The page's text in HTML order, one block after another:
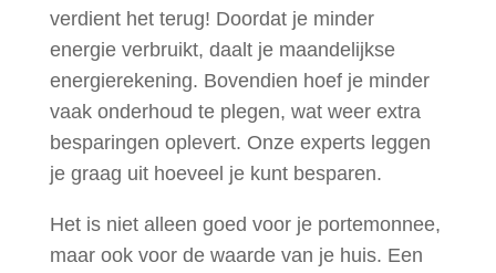
verdient het terug! Doordat je minder
energie verbruikt, daalt je maandelijkse
energierekening. Bovendien hoef je minder
vaak onderhoud te plegen, wat weer extra
besparingen oplevert. Onze experts leggen
je graag uit hoeveel je kunt besparen.
Het is niet alleen goed voor je portemonnee,
maar ook voor de waarde van je huis. Een